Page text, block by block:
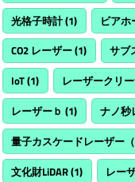
光格子時計(1) ビア
CO2 レーザー(1) サブ
IoT(1) レーザークリ
レーザーｂ (1) ナノ秒
量子カスケードレーザー（
文化財LiDAR(1) レー